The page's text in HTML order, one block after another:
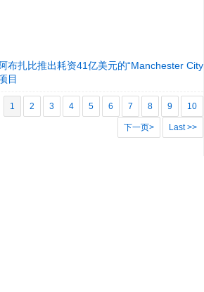
布扎比推出耗资41亿美元的“Manchester
目
1 2 3 4 5 6 7 8 9 10
下一页> Last >>